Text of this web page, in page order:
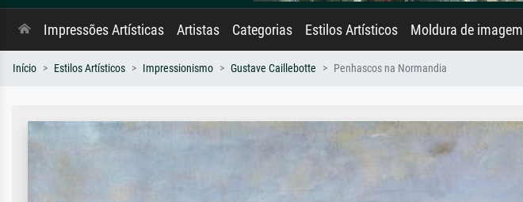
Impressões Artísticas Artistas Categorias Estilos Artísticos Moldura de imagem
Início Estilos Artísticos Impressionismo Gustave Caillebotte Penhascos na Normandia